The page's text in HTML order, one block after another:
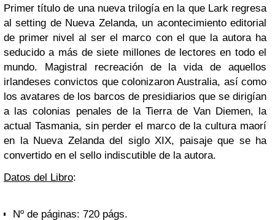
Primer título de una nueva trilogía en la que Lark regresa
al setting de Nueva Zelanda, un acontecimiento editorial
de primer nivel al ser el marco con el que la autora ha
seducido a más de siete millones de lectores en todo el
mundo. Magistral recreación de la vida de aquellos
irlandeses convictos que colonizaron Australia, así como
los avatares de los barcos de presidiarios que se dirigían
a las colonias penales de la Tierra de Van Diemen, la
actual Tasmania, sin perder el marco de la cultura maorí
en la Nueva Zelanda del siglo XIX, paisaje que se ha
convertido en el sello indiscutible de la autora.
Datos del Libro:
Nº de páginas: 720 págs.